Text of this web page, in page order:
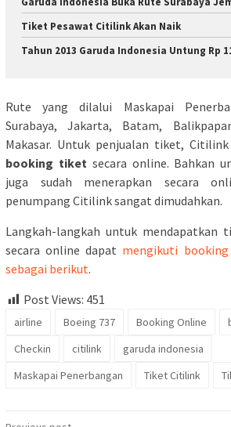
Tiket Pesawat Citilink Akan Naik
Tahun 2013 Garuda Indonesia Untung Rp
Rute yang dilalui Maskapai
Surabaya, Jakarta, Batam,
Makasar. Untuk penjualan tiket, Citilink
booking tiket secara online. Bahkan
juga sudah menerapkan secara
penumpang Citilink sangat dimudahkan.
Langkah-langkah untuk mendapatkan
secara online dapat mengikuti
sebagai berikut.
Post Views: 451
airline Boeing 737 Booking Online
Checkin
citilink
garuda indonesia
Maskapai Penerbangan
Tiket Citilink